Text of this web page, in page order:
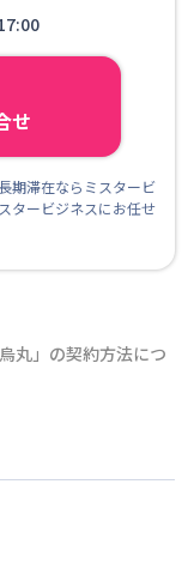
せ
期滞在ならミスタービ
タービジネスにお任せ
丸 」の契約方法につ